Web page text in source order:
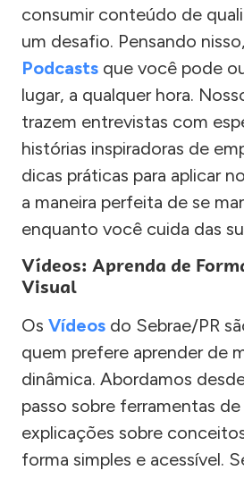
consumir conteúdo de
um desafio. Pensando
Podcasts que você pode
lugar, a qualquer hora.
trazem entrevistas com
histórias inspiradoras de
dicas práticas para aplicar
a maneira perfeita de se
enquanto você cuida das
Vídeos: Aprenda de
Visual
Os Vídeos do Sebrae/PR
quem prefere aprender de
dinâmica. Abordamos
passo sobre ferramentas
explicações sobre
forma simples e acessível.